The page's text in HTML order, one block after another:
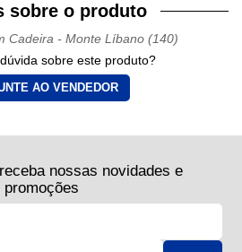
sobre o produto
Cadeira - Monte Líbano (140)
sobre este produto?
AO VENDEDOR
nossas novidades e
promoções